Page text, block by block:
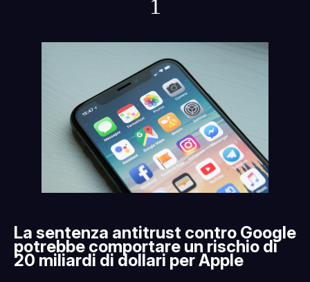
1
La sentenza antitrust contro Google
potrebbe comportare un rischio di
20 miliardi di dollari per Apple